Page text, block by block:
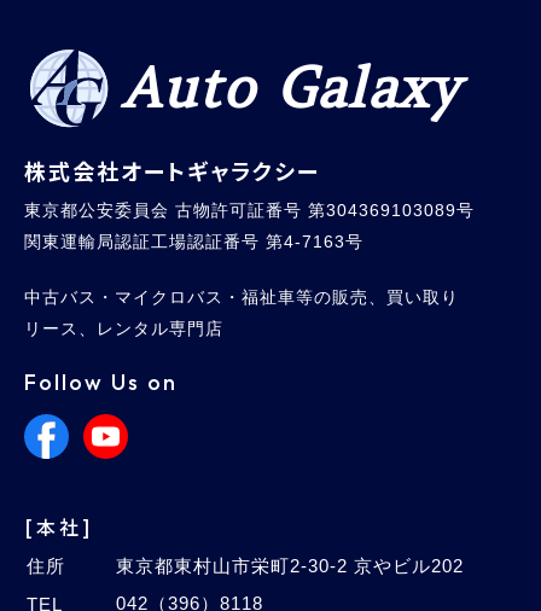
Auto Galaxy
株式会社オートギャラクシー
東京都公安委員会 古物許可証番号 第304369103089号
関東運輸局認証工場認証番号 第4-7163号
中古バス・マイクロバス・福祉車等の販売、買い取り
リース、レンタル専門店
Follow Us on
[本社]
住所
東京都東村山市栄町2-30-2 京やビル202
TEL
042（396）8118